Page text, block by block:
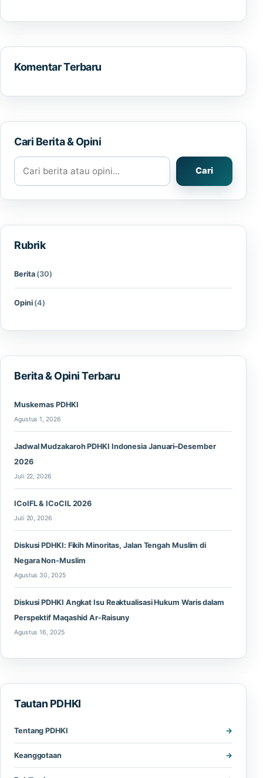
Komentar Terbaru
Cari Berita & Opini
Cari berita atau opini
Cari
Rubrik
Berita (30)
Opini (4)
Berita & Opini Terbaru
Muskernas PDHKI
Agustus 1, 2026
Jadwal Mudzakaroh PDHKI Indonesia Januari–Desember
2026
Juli 22, 2026
ICoIFL & ICoCIL 2026
Juli 20, 2026
Diskusi PDHKI: Fikih Minoritas, Jalan Tengah Muslim di
Negara Non-Muslim
Agustus 30, 2025
Diskusi PDHKI Angkat Isu Reaktualisasi Hukum Waris dalam
Perspektif Maqashid Ar-Raisuny
Agustus 16, 2025
Tautan PDHKI
Tentang PDHKI
Keanggotaan